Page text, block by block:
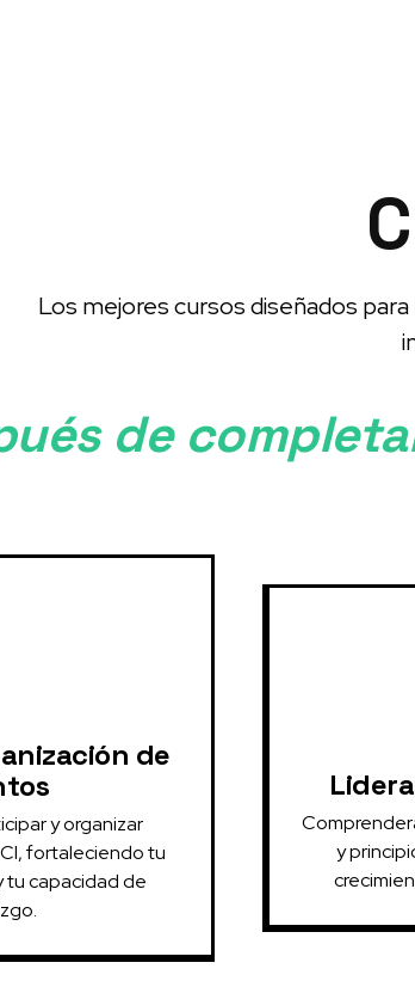
Los mejores cursos diseñados
de
de
y organizar
fortaleciendo tu
tu capacidad de
y